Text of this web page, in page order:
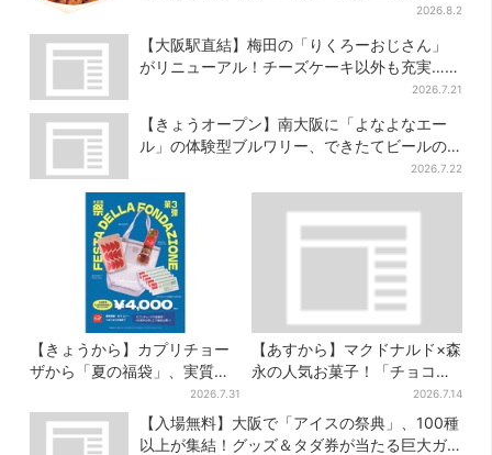
2026.8.2
【大阪駅直結】梅田の「りくろーおじさん」
がリニューアル！チーズケーキ以外も充実…並
2026.7.21
【きょうオープン】南大阪に「よなよなエー
ル」の体験型ブルワリー、できたてビールの
2026.7.22
【きょうから】カプリチョー
ザから「夏の福袋」、実質無
料…？値段以上の食事券＆限
定アイテム付き
2026.7.31
【あすから】マクドナルド×森
永の人気お菓子！「チョコボ
ール」「ミルクキャラメル」
があのスイーツに変身…6年ぶ
り復活シェイクも
2026.7.14
【入場無料】大阪で「アイスの祭典」、100種
以上が集結！グッズ＆タダ券が当たる巨大ガ